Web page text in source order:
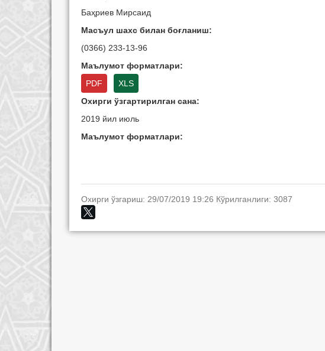
Баҳриев Мирсаид
Масъул шахс билан боғланиш:
(0366) 233-13-96
Маълумот форматлари:
PDF
XLS
Охирги ўзгартирилган сана:
2019 йил июль
Маълумот форматлари:
Охирги ўзгариш: 29/07/2019 19:26 Кўрилганлиги: 3087